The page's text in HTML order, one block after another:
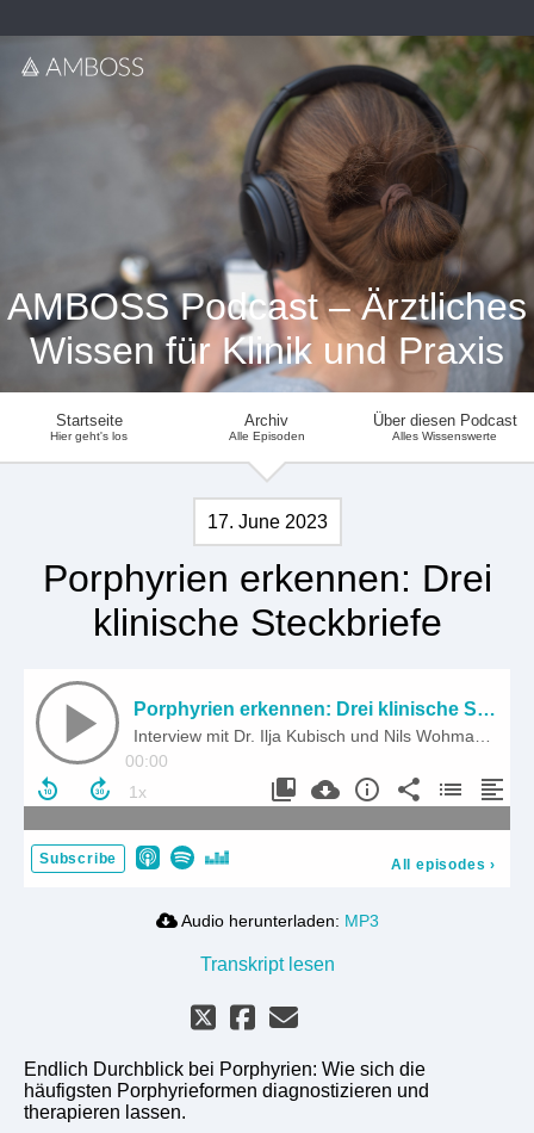
AMBOSS Podcast – Ärztliches
Wissen für Klinik und Praxis
Startseite
Hier geht's los
Archiv
Alle Episoden
Über diesen Podcast
Alles Wissenswerte
17. June 2023
Porphyrien erkennen: Drei
klinische Steckbriefe
Porphyrien erkennen: Drei klinische Steckbriefe
00:00
Subscribe All episodes ›
Audio herunterladen: MP3
Transkript lesen
Endlich Durchblick bei Porphyrien: Wie sich die
häufigsten Porphyrieformen diagnostizieren und
therapieren lassen.